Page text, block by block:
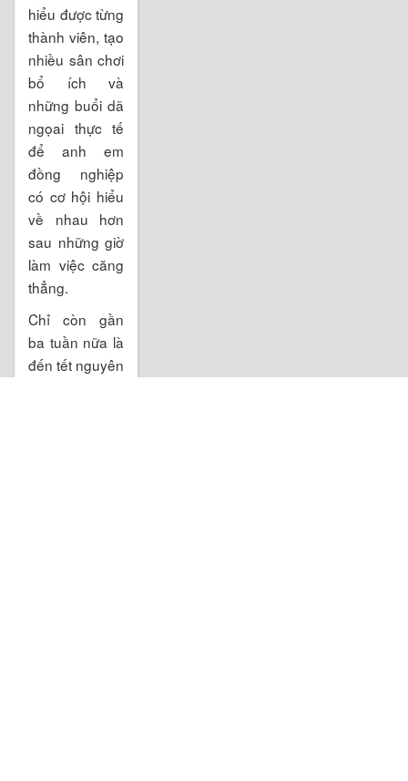
người, luôn
muốn lắng
nghe, thấu
hiểu được từng
thành viên, tạo
nhiều sân chơi
bổ ích và
những buổi dã
ngọai thực tế
để anh em
đồng nghiệp
có cơ hội hiểu
về nhau hơn
làm việc căng
thẳng.